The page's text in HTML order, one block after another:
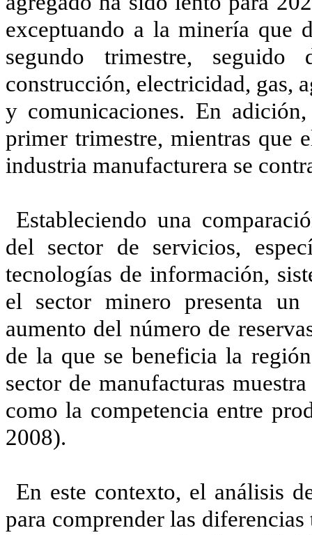
exceptuando a la minería que
segundo trimestre,
construcción, electricidad, gas,
y comunicaciones. En
primer trimestre, mientras que
industria manufacturera se
Estableciendo una
del sector de servicios,
tecnologías de información,
el sector minero presenta
aumento del número de
de la que se beneficia la
sector de manufacturas
como la competencia entre
2008).
En este contexto, el análisis
para comprender las